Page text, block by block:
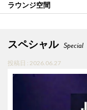
ラウンジ空間
スペシャル Special
投稿日 : 2026.06.27